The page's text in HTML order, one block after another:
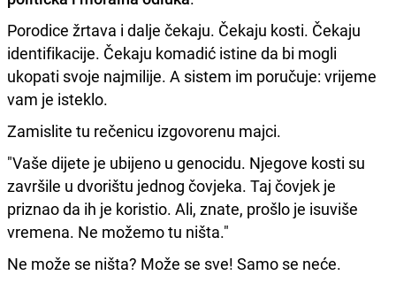
Porodice žrtava i dalje čekaju. Čekaju kosti. Čekaju
identifikacije. Čekaju komadić istine da bi mogli
ukopati svoje najmilije. A sistem im poručuje: vrijeme
vam je isteklo.
Zamislite tu rečenicu izgovorenu majci.
"Vaše dijete je ubijeno u genocidu. Njegove kosti su
završile u dvorištu jednog čovjeka. Taj čovjek je
priznao da ih je koristio. Ali, znate, prošlo je isuviše
vremena. Ne možemo tu ništa."
Ne može se ništa? Može se sve! Samo se neće.